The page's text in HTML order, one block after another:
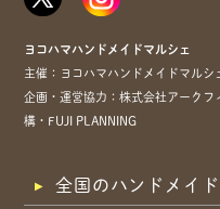
ヨコハマハンドメイドマルシェ
主催：ヨコハマハンドメイドマルシ
企画・運営協力：株式会社アーク
構・FUJI PLANNING
全国のハンドメイ